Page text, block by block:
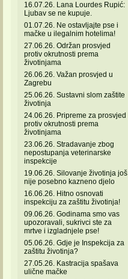
16.07.26. Lana Lourdes Rupić:
Ljubav se ne kupuje.
01.07.26. Ne ostavljajte pse i
mačke u ilegalnim hotelima!
27.06.26. Održan prosvjed
protiv okrutnosti prema
životinjama
26.06.26. Važan prosvjed u
Zagrebu
25.06.26. Sustavni slom zaštite
životinja
24.06.26. Pripreme za prosvjed
protiv okrutnosti prema
životinjama
23.06.26. Stradavanje zbog
nepostupanja veterinarske
inspekcije
19.06.26. Silovanje životinja još
nije posebno kazneno djelo
16.06.26. Hitno osnovati
inspekciju za zaštitu životinja!
09.06.26. Godinama smo vas
upozoravali, sukrivci ste za
mrtve i izgladnjele pse!
05.06.26. Gdje je Inspekcija za
zaštitu životinja?
27.05.26. Kastracija spašava
ulične mačke